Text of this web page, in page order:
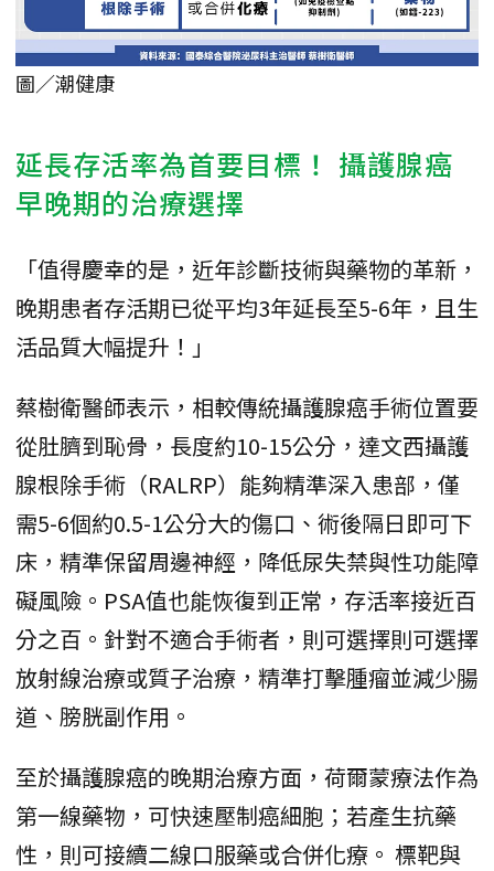
圖／潮健康
延長存活率為首要目標！ 攝護腺癌
早晚期的治療選擇
「值得慶幸的是，近年診斷技術與藥物的革新，
晚期患者存活期已從平均3年延長至5-6年，且生
活品質大幅提升！」
蔡樹衛醫師表示，相較傳統攝護腺癌手術位置要
從肚臍到恥骨，長度約10-15公分，達文西攝護
腺根除手術（RALRP）能夠精準深入患部，僅
需5-6個約0.5-1公分大的傷口、術後隔日即可下
床，精準保留周邊神經，降低尿失禁與性功能障
礙風險。PSA值也能恢復到正常，存活率接近百
分之百。針對不適合手術者，則可選擇則可選擇
放射線治療或質子治療，精準打擊腫瘤並減少腸
道、膀胱副作用。
至於攝護腺癌的晚期治療方面，荷爾蒙療法作為
第一線藥物，可快速壓制癌細胞；若產生抗藥
性，則可接續二線口服藥或合併化療。 標靶與